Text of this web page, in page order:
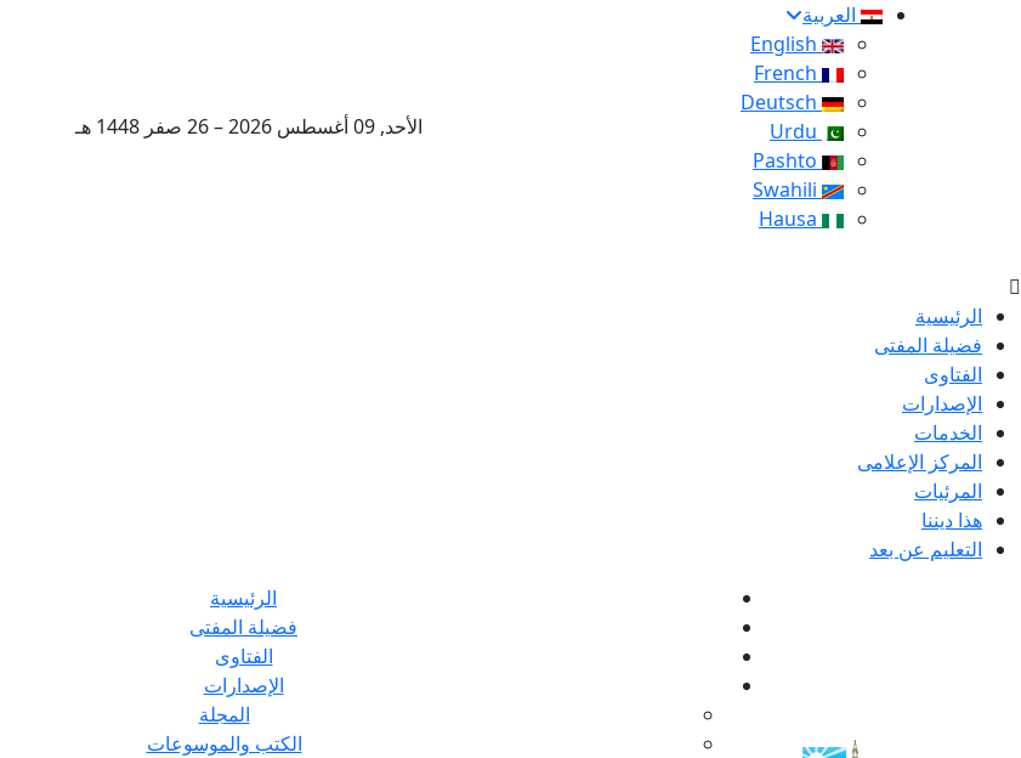
العربية
الأحد, 09 أغسطس 2026 – 26 صفر 1448 هـ
الرئيسية
فضيلة المفتى
الفتاوى
الإصدارات
الخدمات
المركز الإعلامى
المرئيات
هذا ديننا
التعليم عن بعد
الرئيسية
فضيلة المفتى
الفتاوى
الإصدارات
المجلة
الكتب والموسوعات